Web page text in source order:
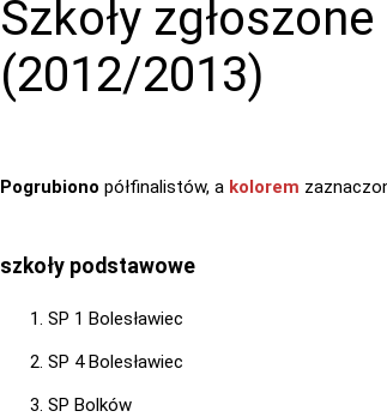
Szkoły
(2012/2013)
Pogrubiono półfinalistów, a kolorem
szkoły podstawowe
SP 1 Bolesławiec
SP 4 Bolesławiec
SP Bolków